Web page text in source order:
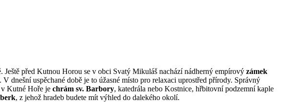
Ještě před Kutnou Horou se v obci Svatý Mikuláš nachází nádherný empírový zámek
dnešní uspěchané době je to úžasné místo pro relaxaci uprostřed přírody. Správný
v Kutné Hoře je chrám sv. Barbory, katedrála nebo Kostnice, hřbitovní podzemní kaple
, z jehož hradeb budete mít výhled do dalekého okolí.